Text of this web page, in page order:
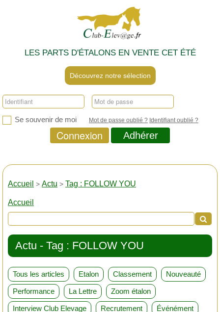
LES PARTS D'ÉTALONS EN VENTE CET ÉTÉ
Découvrez notre sélection
Se souvenir de moi Mot de passe oublié ? Identifiant oublié ?
Connexion Adhérer
Accueil > Actu > Tag : FOLLOW YOU
Accueil
Actu - Tag : FOLLOW YOU
Tous les articles Etalon Classement Nouveauté
Performance La Lettre Zoom étalon
Interview Club Elevage Recrutement Événément